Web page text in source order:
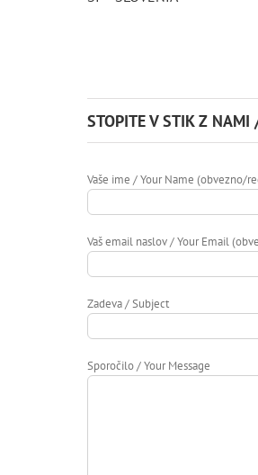
STOPITE V STIK Z NAMI
Vaše ime / Your Name (obvezno/
Vaš email naslov / Your Email
Zadeva / Subject
Sporočilo / Your Message